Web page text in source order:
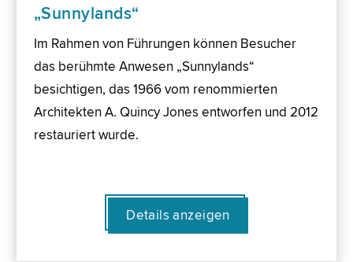
„Sunnylands“
Im Rahmen von Führungen können Besucher
das berühmte Anwesen „Sunnylands“
besichtigen, das 1966 vom renommierten
Architekten A. Quincy Jones entworfen und 2012
restauriert wurde.
Details anzeigen